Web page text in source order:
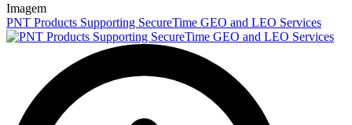
Imagem
PNT Products Supporting SecureTime GEO and LEO Services